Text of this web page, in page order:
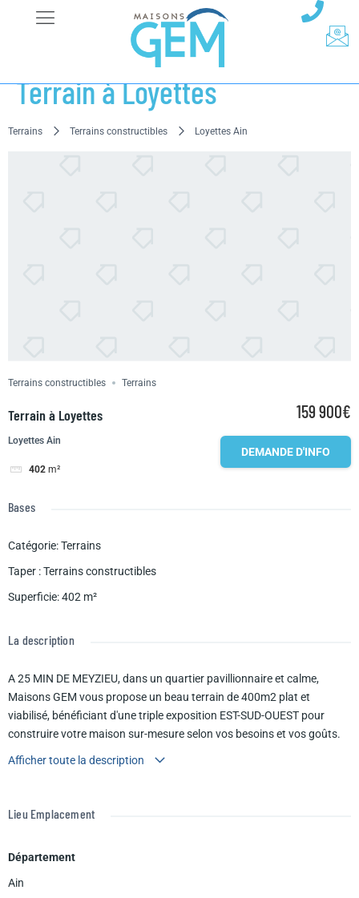
Terrain à Loyettes
Terrains Terrains constructibles Loyettes Ain
Terrains constructibles Terrains
Terrain à Loyettes
Loyettes Ain
402 m²
159 900€
DEMANDE D'INFO
Bases
Catégorie:Terrains
Taper :Terrains constructibles
Superficie:402 m²
La description
A 25 MIN DE MEYZIEU, dans un quartier pavillionnaire et calme,
Maisons GEM vous propose un beau terrain de 400m2 plat et
viabilisé, bénéficiant d'une triple exposition EST-SUD-OUEST pour
construire votre maison sur-mesure selon vos besoins et vos goûts.
Afficher toute la description
Lieu Emplacement
Département
Ain